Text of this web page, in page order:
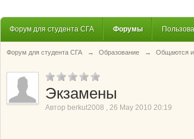
Форум для студента СГА Форумы
Форум для студента СГА → Образование → Общаются
Экзамены
Автор berkut2008 , 26 May 2010 20:19